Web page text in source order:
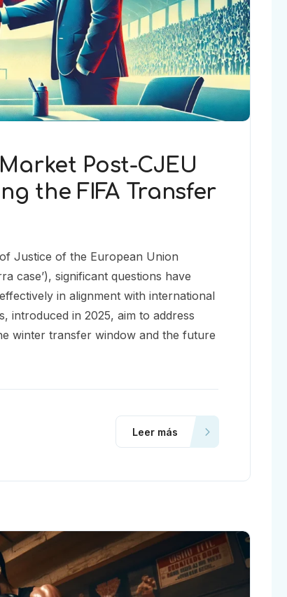
Post-CJEU
the FIFA Transfer
Justice of the European Union
case’), significant questions have
in alignment with international
introduced in 2025, aim to address
winter transfer window and the future
Leer más